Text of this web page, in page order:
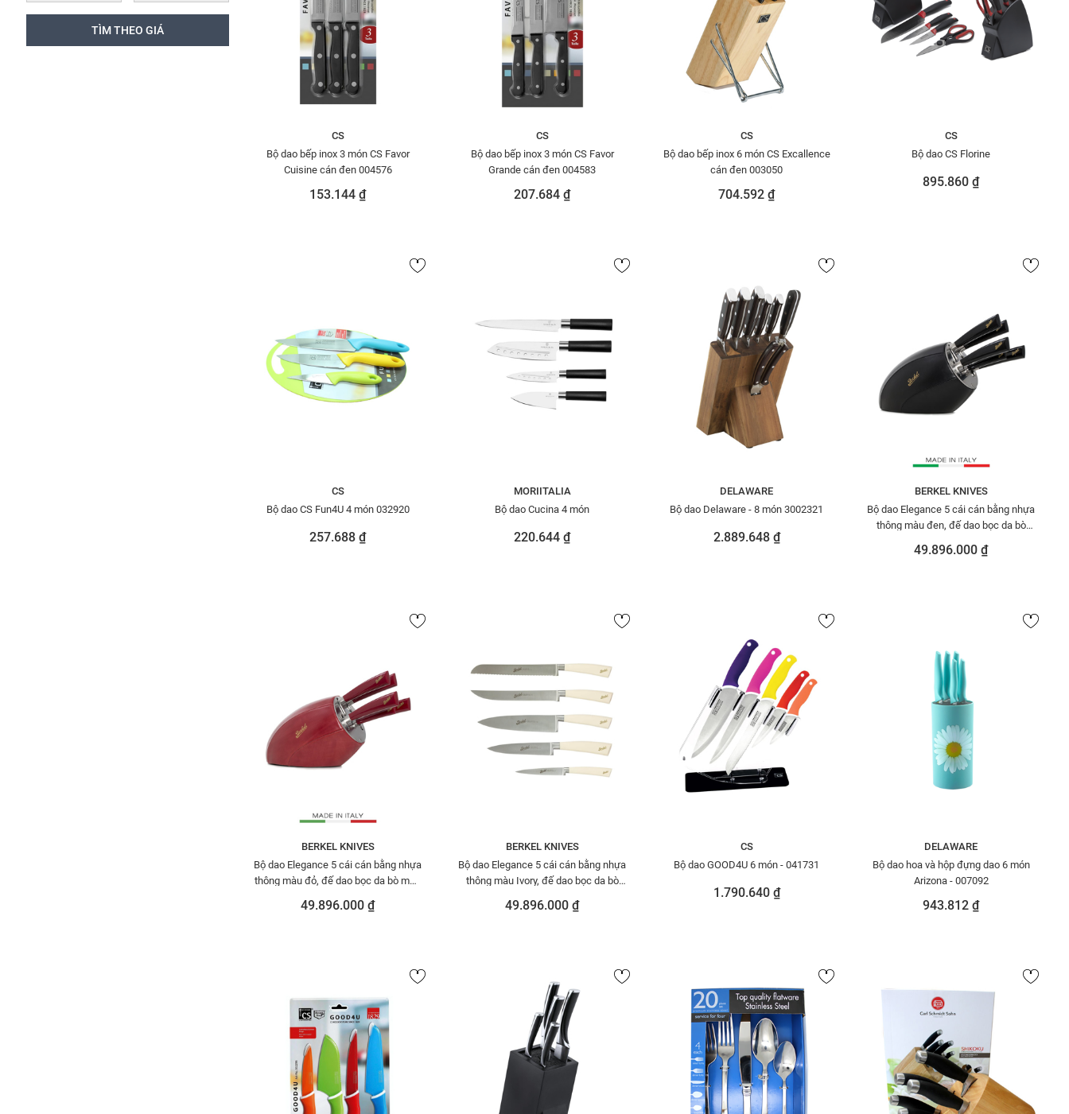
CS
Bộ dao bếp inox 3 món CS Favor
Cuisine cán đen 004576
153.144 ₫
CS
Bộ dao bếp inox 3 món CS Favor
Grande cán đen 004583
207.684 ₫
CS
Bộ dao bếp inox 6 món CS Excallence
cán đen 003050
704.592 ₫
CS
Bộ dao CS Florine
895.860 ₫
CS
Bộ dao CS Fun4U 4 món 032920
257.688 ₫
MORIITALIA
Bộ dao Cucina 4 món
220.644 ₫
DELAWARE
Bộ dao Delaware - 8 món 3002321
2.889.648 ₫
BERKEL KNIVES
Bộ dao Elegance 5 cái cán bằng nhựa
thông màu đen, đế dao bọc da bò
49.896.000 ₫
BERKEL KNIVES
Bộ dao Elegance 5 cái cán bằng nhựa
thông màu đỏ, đế dao bọc da bò màu
49.896.000 ₫
BERKEL KNIVES
Bộ dao Elegance 5 cái cán bằng nhựa
thông màu Ivory, đế dao bọc da bò
49.896.000 ₫
CS
Bộ dao GOOD4U 6 món - 041731
1.790.640 ₫
DELAWARE
Bộ dao hoa và hộp đựng dao 6 món
Arizona - 007092
943.812 ₫